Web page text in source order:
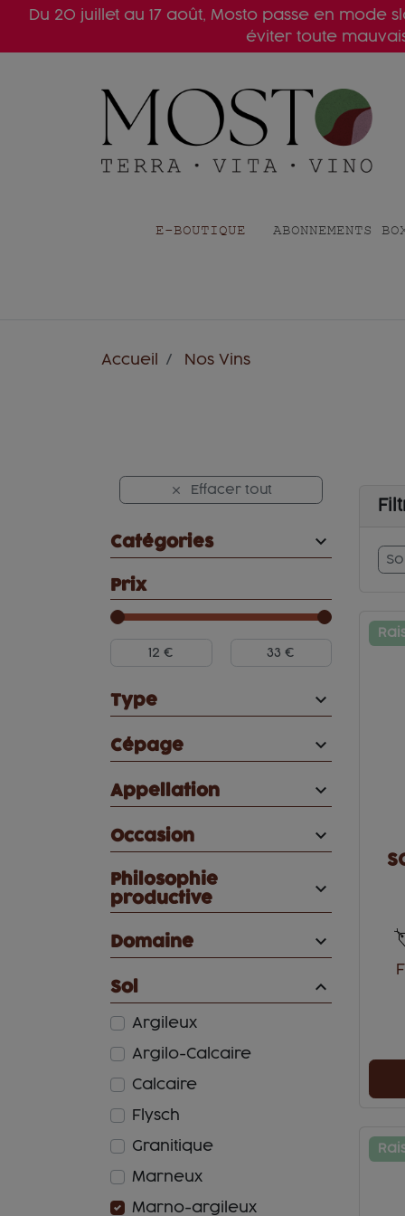
Du 20 juillet au 17 août, Mosto passe en
éviter toute
E-BOUTIQUE ABONNEMENTS
Accueil Nos Vins
 Effacer tout
Catégories 
Prix
Type 
Cépage 
Appellation 
Occasion 
Philosophie
productive

Domaine 
Sol
Argileux
Argilo-Calcaire
Calcaire
Flysch
Granitique
Marneux
Marno-argileux